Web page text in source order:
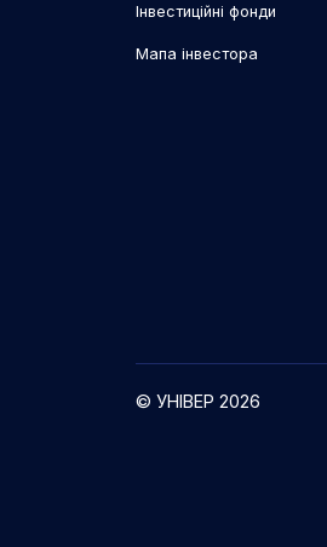
Інвестиційні фонди
Мапа інвестора
© УНІВЕР 2026